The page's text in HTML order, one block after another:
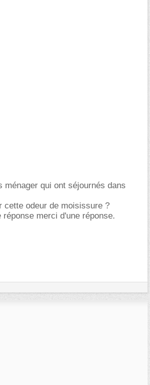
ménager qui ont séjournés dans
cette odeur de moisissure ?
réponse merci d'une réponse.